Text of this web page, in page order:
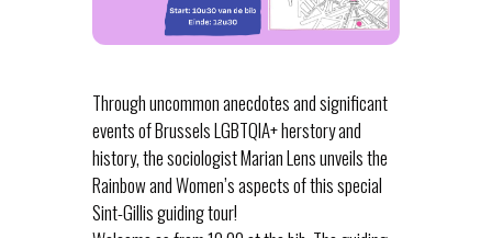
Through uncommon anecdotes and significant
events of Brussels LGBTQIA+ herstory and
history, the sociologist Marian Lens unveils the
Rainbow and Women’s aspects of this special
Sint-Gillis guiding tour!